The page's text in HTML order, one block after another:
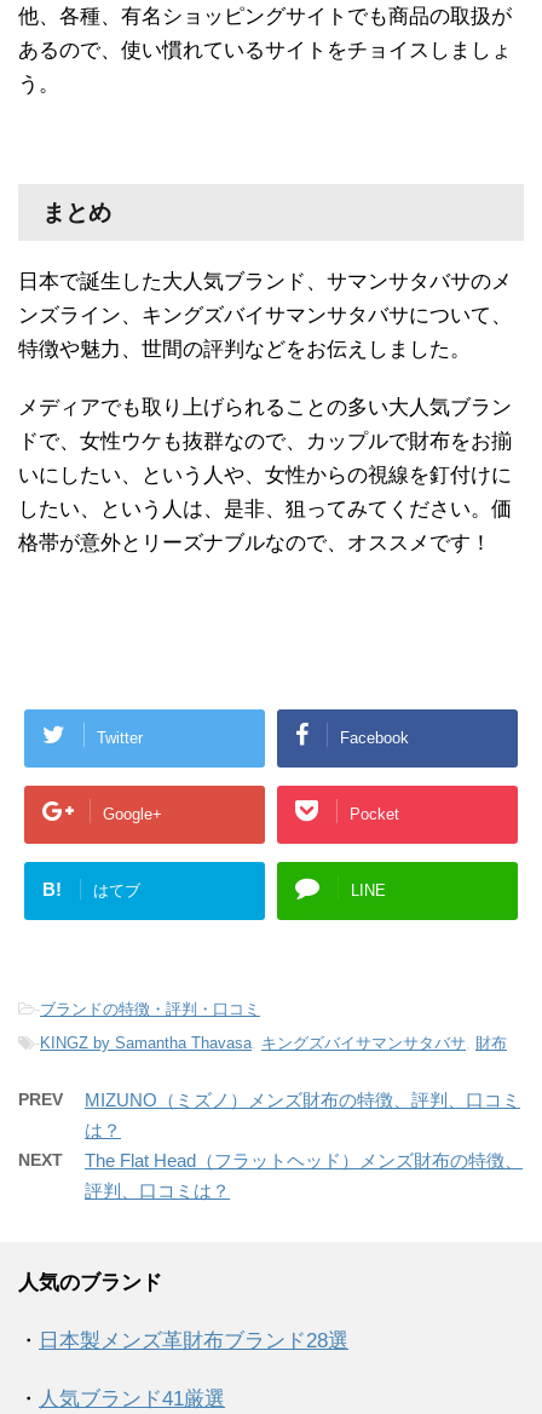
他、各種、有名ショッピングサイトでも商品の取扱が
あるので、使い慣れているサイトをチョイスしましょ
う。
まとめ
日本で誕生した大人気ブランド、サマンサタバサのメ
ンズライン、キングズバイサマンサタバサについて、
特徴や魅力、世間の評判などをお伝えしました。
メディアでも取り上げられることの多い大人気ブラン
ドで、女性ウケも抜群なので、カップルで財布をお揃
いにしたい、という人や、女性からの視線を釘付けに
したい、という人は、是非、狙ってみてください。価
格帯が意外とリーズナブルなので、オススメです！
Twitter Facebook
Google+ Pocket
B! はてブ LINE
-ブランドの特徴・評判・口コミ
-KINGZ by Samantha Thavasa キングズバイサマンサタバサ 財布
PREV
MIZUNO（ミズノ）メンズ財布の特徴、評判、口コミ
は？
NEXT
The Flat Head（フラットヘッド）メンズ財布の特徴、
評判、口コミは？
人気のブランド
・ 日本製メンズ革財布ブランド28選
・ 人気ブランド41厳選